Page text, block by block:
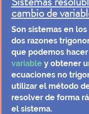
cambio de
Son sistemas en
dos razones
que podemos
variable y obtener
ecuaciones no
utilizar el método
resolver de forma
el sistema.